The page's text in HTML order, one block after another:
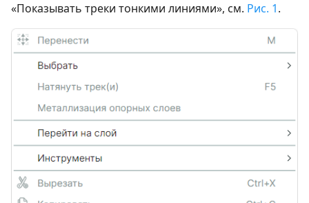
«Показывать треки тонкими линиями», см. Рис. 1.